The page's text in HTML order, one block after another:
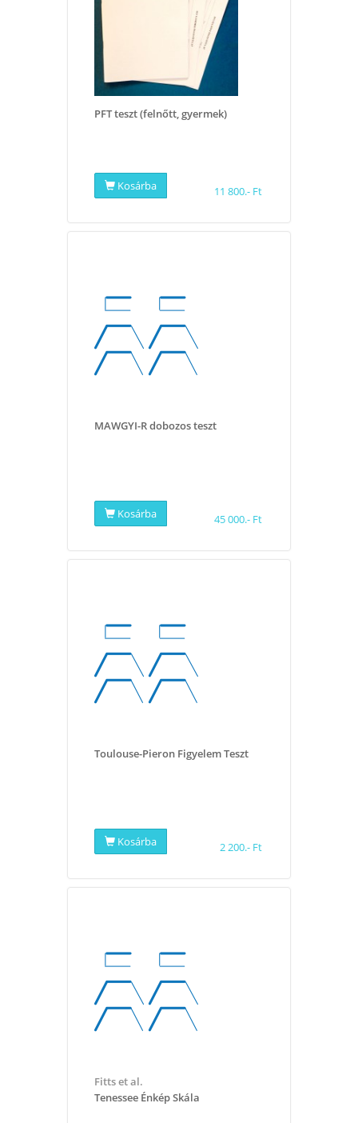
PFT teszt (felnőtt, gyermek)
Kosárba 11 800.- Ft
MAWGYI-R dobozos teszt
Kosárba 45 000.- Ft
Toulouse-Pieron Figyelem Teszt
Kosárba 2 200.- Ft
Fitts et al.
Tenessee Énkép Skála